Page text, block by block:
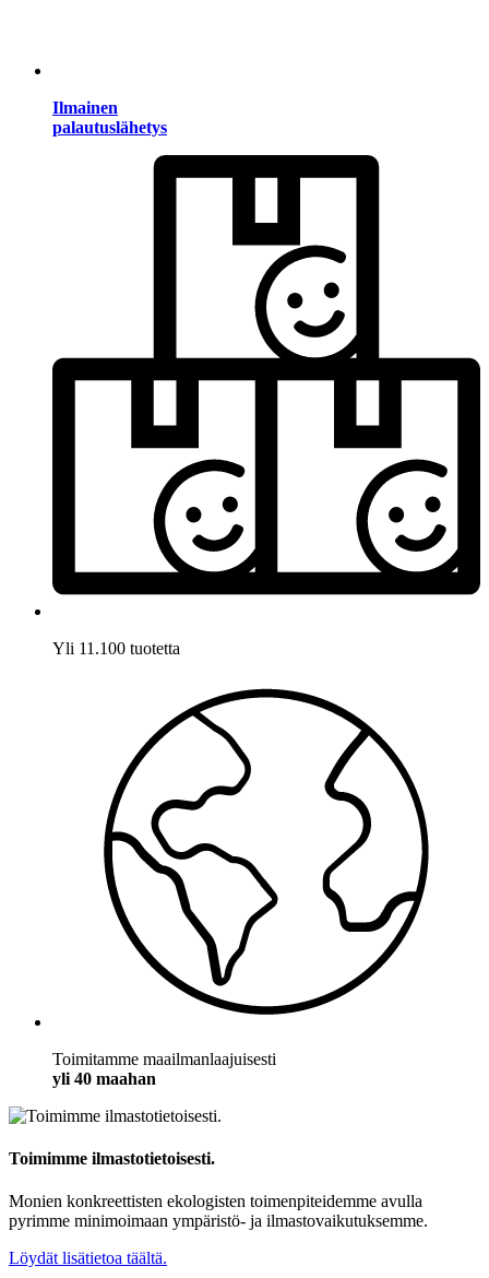
Ilmainen
palautuslähetys
Yli 11.100 tuotetta
Toimitamme maailmanlaajuisesti
yli 40 maahan
Toimimme ilmastotietoisesti.
Monien konkreettisten ekologisten toimenpiteidemme avulla
pyrimme minimoimaan ympäristö- ja ilmastovaikutuksemme.
Löydät lisätietoa täältä.